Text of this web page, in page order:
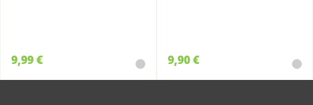
9,99 € 9,90 €